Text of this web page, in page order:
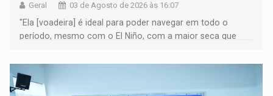
Geral 03 de Agosto de 2026 às 16:07
"Ela [voadeira] é ideal para poder navegar em todo o
período, mesmo com o El Niño, com a maior seca que
Porto Velho realizou entrega de quatro voadeiras, dois
quadriciclos com carretilhas e dois veículos UTV com
carretilhas para o Baixo Madeira